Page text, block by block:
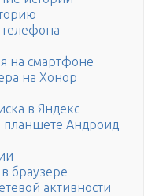
телефона
на смартфоне
на Хонор
в Яндекс
планшете Андроид
браузере
активности